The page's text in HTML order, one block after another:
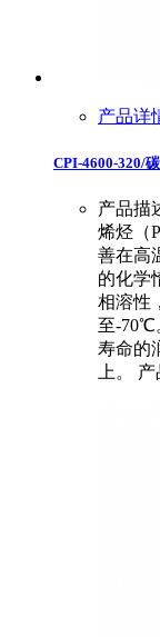
产品详
CPI-4600-320/
产品描
烯烃（
善在高
的化学
相溶性
至-70℃
寿命的
上。